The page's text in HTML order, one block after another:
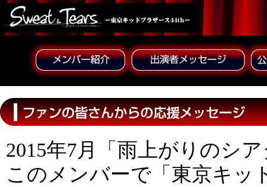
2015年7月「雨上がりのシ
このメンバーで「東京キッ